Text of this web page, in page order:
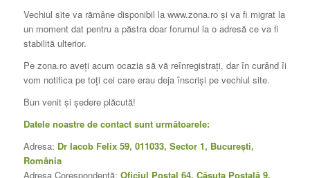
Vechiul site va rămâne disponibil la www.zona.ro şi va fi migrat la
un moment dat pentru a păstra doar forumul la o adresă ce va fi
stabilită ulterior.
Pe zona.ro aveţi acum ocazia să vă reînregistraţi, dar în curând îi
vom notifica pe toţi cei care erau deja înscrişi pe vechiul site.
Bun venit şi şedere plăcută!
Datele noastre de contact sunt următoarele:
Adresa: Dr Iacob Felix 59, 011033, Sector 1, Bucureşti,
România
Adresa Corespondenţă: Oficiul Poştal 64, Căsuţa Poştală 9,